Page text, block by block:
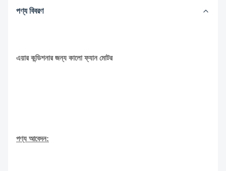
পণ্য বিবরণ
এয়ার কন্ডিশনার জন্য কালো ফ্যান মোটর
পণ্য আবেদন: